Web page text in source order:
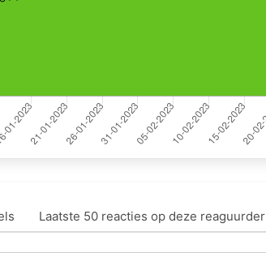
Laatste 50 reacties op deze reaguurder